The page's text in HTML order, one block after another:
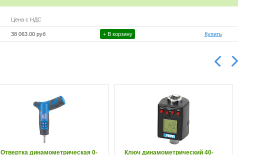
Цена с НДС
38 063.00 руб + В корзину Купить
Отвертка динамометрическая 0-
Ключ динамометрический 40-